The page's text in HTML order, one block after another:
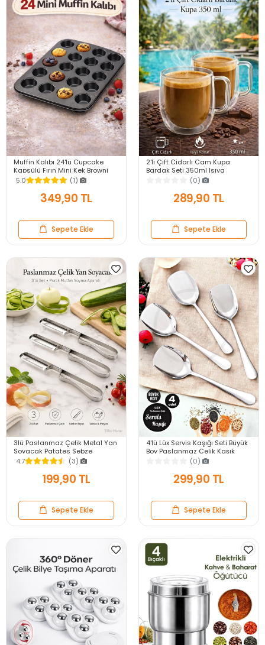
Muffin Kalıbı 24'lü Cupcake
Kapsülü Fırın Mini Kek Browni
Kekstra Kurabiye Kalıbı Muffin
Baking Pan
5.0 (1)
349,90 TL
Sepete Ekle
2'li Çift Cidarlı Cam Kupa
Bardak Seti 350ml Isıya
Dayanıklı Espresso Sunum
Kulplu Kahve Bardağı
(0)
289,90 TL
Sepete Ekle
3lü Paslanmaz Çelik Metal Yan
Soyacak Patates Sebze
Salatalık Havuç Soyacağı
Mutfak Soyma Aparatı
4.7 (3)
199,90 TL
Sepete Ekle
4'lü Lüx Servis Kaşığı Seti Büyük
Boy Paslanmaz Çelik Kaşık
Salata Yemek Mutfak Kaşığı
(0)
299,90 TL
Sepete Ekle